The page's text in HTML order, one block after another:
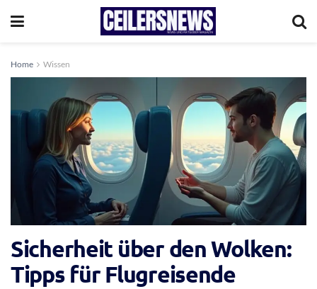
Home Wissen
Sicherheit über den Wolken:
Tipps für Flugreisende